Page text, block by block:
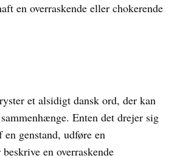
en overraskende eller chokerende
et alsidigt dansk ord, der kan
Enten det drejer sig
genstand, udføre en
en overraskende